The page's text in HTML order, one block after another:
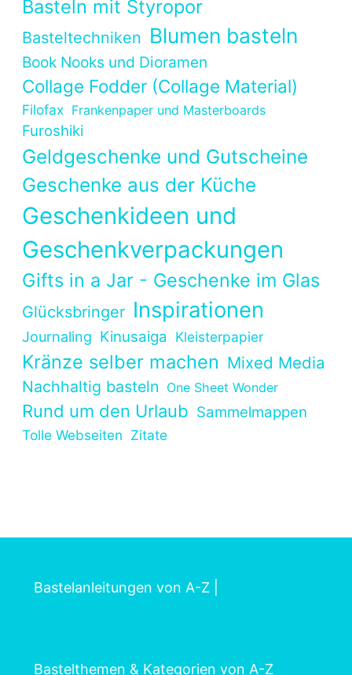
Basteln mit Styropor
Basteltechniken Blumen basteln
Book Nooks und Dioramen
Collage Fodder (Collage Material)
Filofax Frankenpaper und Masterboards
Furoshiki
Geldgeschenke und Gutscheine
Geschenke aus der Küche
Geschenkideen und
Geschenkverpackungen
Gifts in a Jar - Geschenke im Glas
Glücksbringer Inspirationen
Journaling Kinusaiga Kleisterpapier
Kränze selber machen Mixed Media
Nachhaltig basteln One Sheet Wonder
Rund um den Urlaub Sammelmappen
Tolle Webseiten Zitate
Bastelanleitungen von A-Z|
Bastelthemen & Kategorien von A-Z